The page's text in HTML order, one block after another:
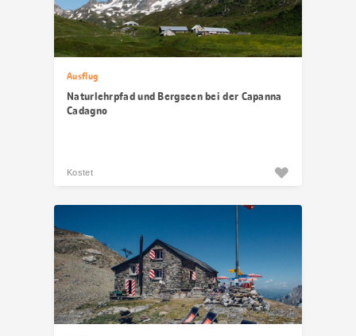
Ausflug
Naturlehrpfad und Bergseen bei der Capanna
Cadagno
Kostet